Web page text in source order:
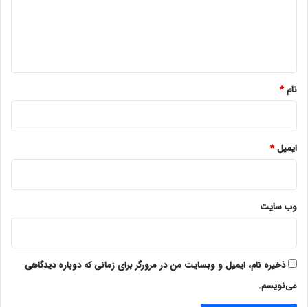
نام*
ایمیل*
وب‌ سایت
ذخیره نام، ایمیل و وبسایت من در مرورگر برای زمانی که دوباره دیدگاهی
می‌نویسم.